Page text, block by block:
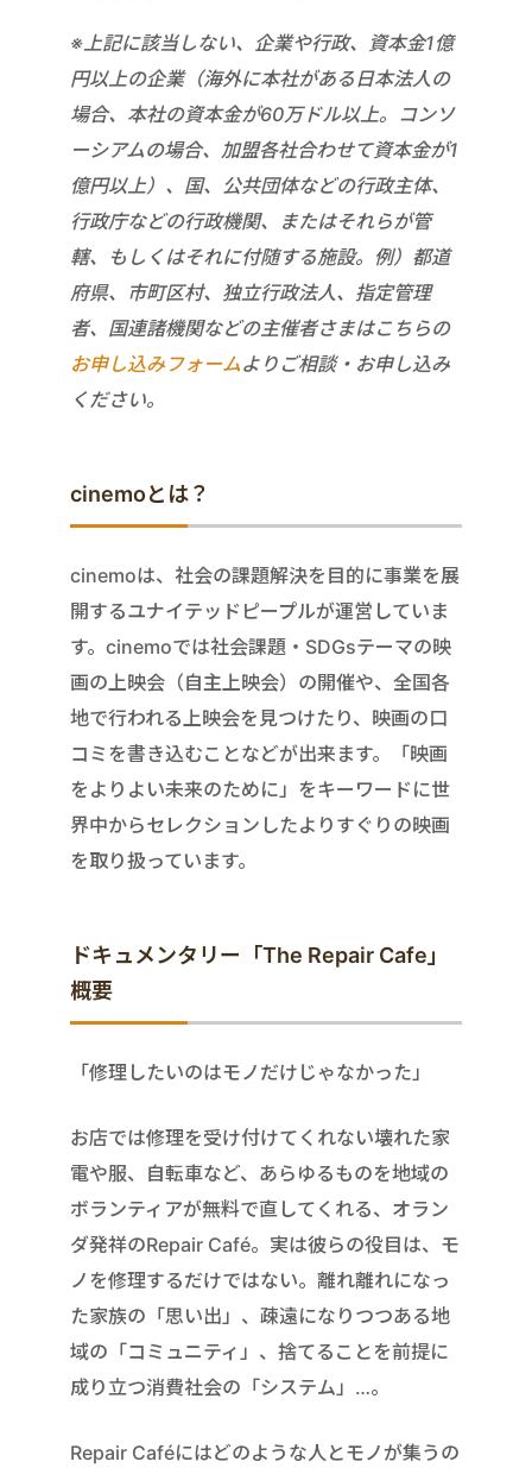
※上記に該当しない、企業や行政、資本金1億
円以上の企業（海外に本社がある日本法人の
場合、本社の資本金が60万ドル以上。コンソ
ーシアムの場合、加盟各社合わせて資本金が1
億円以上）、国、公共団体などの行政主体、
行政庁などの行政機関、またはそれらが管
轄、もしくはそれに付随する施設。例）都道
府県、市町区村、独立行政法人、指定管理
者、国連諸機関などの主催者さまはこちらの
お申し込みフォームよりご相談・お申し込み
ください。
cinemoとは？
cinemoは、社会の課題解決を目的に事業を展
開するユナイテッドピープルが運営していま
す。cinemoでは社会課題・SDGsテーマの映
画の上映会（自主上映会）の開催や、全国各
地で行われる上映会を見つけたり、映画の口
コミを書き込むことなどが出来ます。「映画
をよりよい未来のために」をキーワードに世
界中からセレクションしたよりすぐりの映画
を取り扱っています。
ドキュメンタリー「The Repair Cafe」
概要
「修理したいのはモノだけじゃなかった」
お店では修理を受け付けてくれない壊れた家
電や服、自転車など、あらゆるものを地域の
ボランティアが無料で直してくれる、オラン
ダ発祥のRepair Café。実は彼らの役目は、モ
ノを修理するだけではない。離れ離れになっ
た家族の「思い出」、疎遠になりつつある地
域の「コミュニティ」、捨てることを前提に
成り立つ消費社会の「システム」…。
Repair Caféにはどのような人とモノが集うの